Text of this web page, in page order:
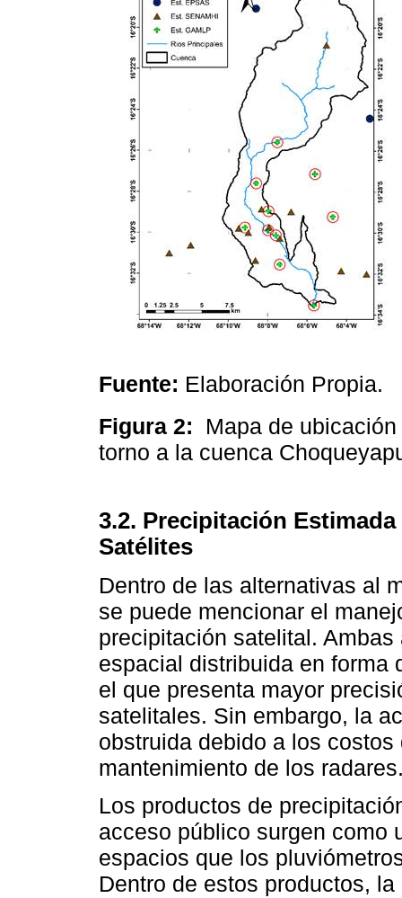
Fuente: Elaboración Propia.
Figura 2: Mapa de
torno a la cuenca
3.2. Precipitación
Satélites
Dentro de las alternativas al
se puede mencionar el
precipitación satelital.
espacial distribuida en forma
el que presenta mayor
satelitales. Sin embargo, la
obstruida debido a los
mantenimiento de los
Los productos de
acceso público surgen como
espacios que los
Dentro de estos productos,